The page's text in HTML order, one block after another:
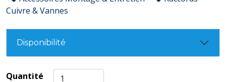
Cuivre & Vannes
Disponibilité
Quantité